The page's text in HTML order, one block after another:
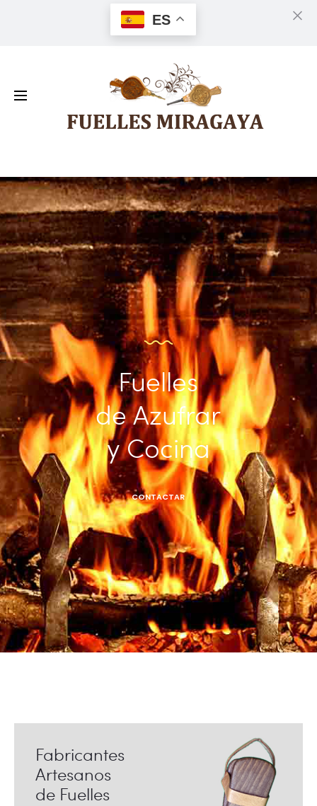
ES
Fuelles
de Azufrar
y Cocina
CONTACTAR
Fabricantes
Artesanos
de Fuelles